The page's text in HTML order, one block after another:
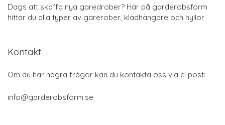
Dags att skaffa nya garedrober? Här på garderobsform
hittar du alla typer av garerober, klädhängare och hyllor
Kontakt
Om du har några frågor kan du kontakta oss via e-post:
info@garderobsform.se